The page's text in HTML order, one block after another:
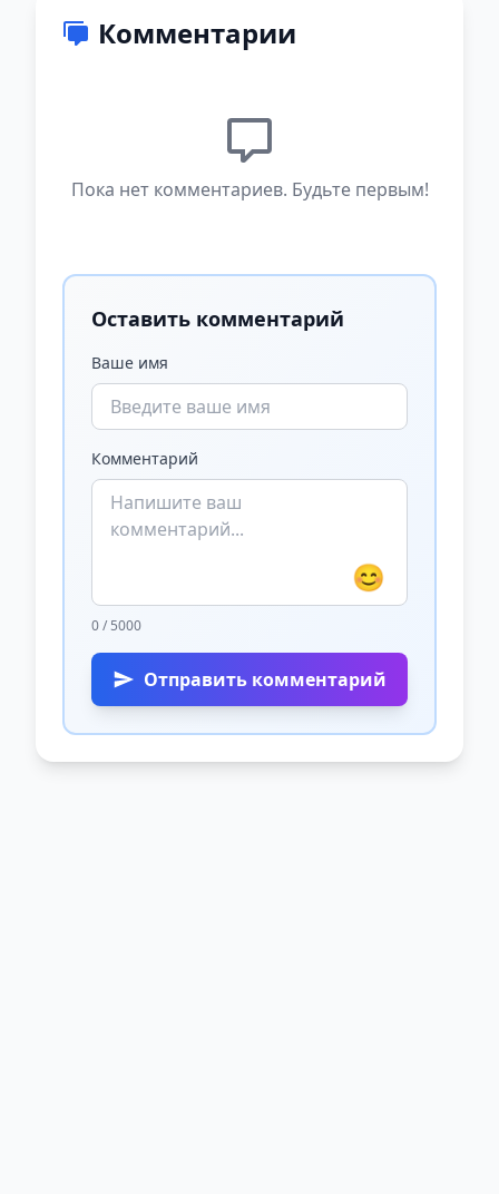
Комментарии
Пока нет комментариев. Будьте первым!
Оставить комментарий
Ваше имя
Комментарий
😊
0 / 5000
Отправить комментарий